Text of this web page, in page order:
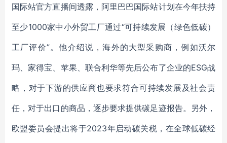
国际站官方直播间透露，阿里巴巴国际站计划在今年扶持
至少1000家中小外贸工厂通过“可持续发展（绿色低碳）
工厂评价”。他介绍说，海外的大型采购商，例如沃尔
玛、家得宝、苹果、联合利华等先后公布了企业的ESG战
略，对于下游的供应商也要求符合可持续发展及社会责
任，对于出口的商品，逐步要求提供碳足迹报告。另外，
欧盟委员会提出将于2023年启动碳关税，在全球低碳经